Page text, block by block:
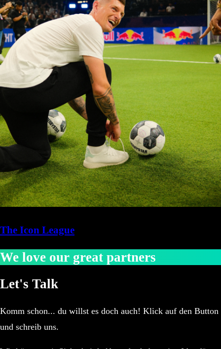
The Icon League
We love our great partners
Let's Talk
Komm schon... du willst es doch auch! Klick auf den Button
und schreib uns.